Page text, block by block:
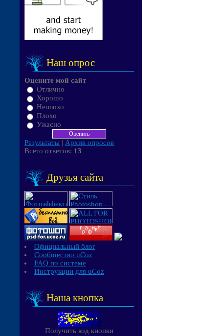
Наш опрос
Оцените мой сайт
Отлично
Хорошо
Неплохо
Плохо
Ужасно
Результаты | Архив опросов
Всего ответов: 13
Друзья сайта
Официальный блог
Сообщество uCoz
FAQ по системе
Инструкции для uCoz
Наша кнопка
Получить код кнопки